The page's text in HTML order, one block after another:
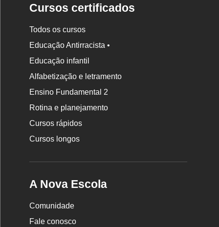
Cursos certificados
Todos os cursos
Educação Antirracista •
Educação infantil
Alfabetização e letramento
Ensino Fundamental 2
Rotina e planejamento
Cursos rápidos
Cursos longos
A Nova Escola
Comunidade
Fale conosco